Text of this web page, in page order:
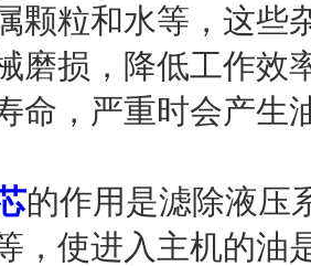
颗粒和水等，这些
磨损，降低工作效
命，严重时会产生
的作用是滤除液压
，使进入主机的油